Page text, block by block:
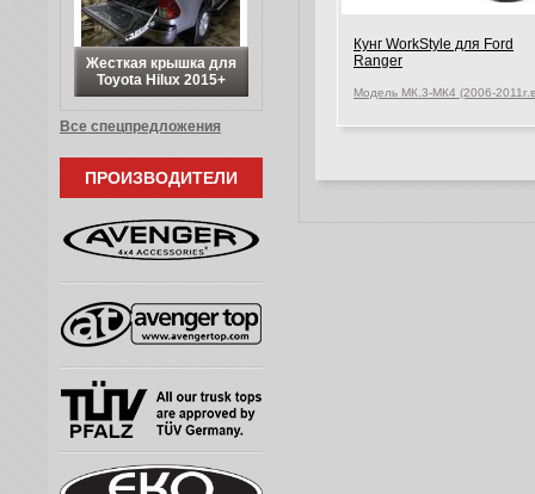
Кунг WorkStyle для Ford
Ranger
Модель МК.3-МК4 (2006-
Жесткая крышка для
Toyota Hilux 2015+
Все спецпредложения
ПРОИЗВОДИТЕЛИ